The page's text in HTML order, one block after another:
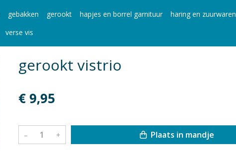
gebakken gerookt hapjes en borrel garnituur
haring en zuurwaren
verse vis
gerookt vistrio
€ 9,95
– + Plaats in mandje